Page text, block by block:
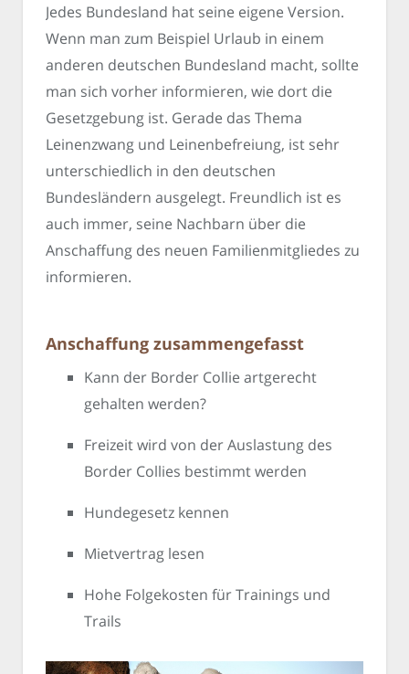
Jedes Bundesland hat seine eigene Version.
Wenn man zum Beispiel Urlaub in einem
anderen deutschen Bundesland macht, sollte
man sich vorher informieren, wie dort die
Gesetzgebung ist. Gerade das Thema
Leinenzwang und Leinenbefreiung, ist sehr
unterschiedlich in den deutschen
Bundesländern ausgelegt. Freundlich ist es
auch immer, seine Nachbarn über die
Anschaffung des neuen Familienmitgliedes zu
informieren.
Anschaffung zusammengefasst
Kann der Border Collie artgerecht
gehalten werden?
Freizeit wird von der Auslastung des
Border Collies bestimmt werden
Hundegesetz kennen
Mietvertrag lesen
Hohe Folgekosten für Trainings und
Trails